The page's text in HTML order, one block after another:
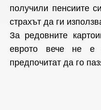
получили пенсиите
страхът да ги
За редовните
еврото вече не е
предпочитат да го